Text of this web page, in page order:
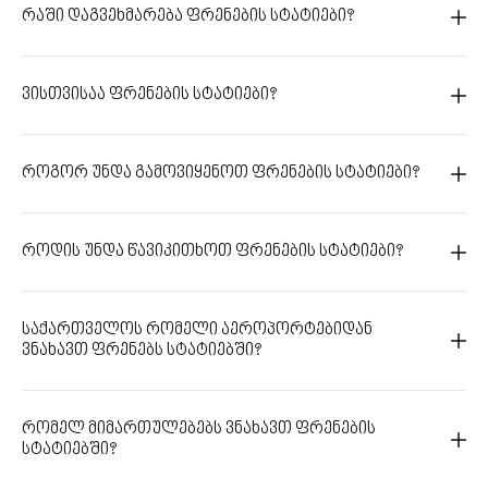
რაში დაგვეხმარება ფრენების სტატიები?
ვისთვისაა ფრენების სტატიები?
როგორ უნდა გამოვიყენოთ ფრენების სტატიები?
როდის უნდა წავიკითხოთ ფრენების სტატიები?
საქართველოს რომელი აეროპორტებიდან
ვნახავთ ფრენებს სტატიებში?
რომელ მიმართულებებს ვნახავთ ფრენების
სტატიებში?